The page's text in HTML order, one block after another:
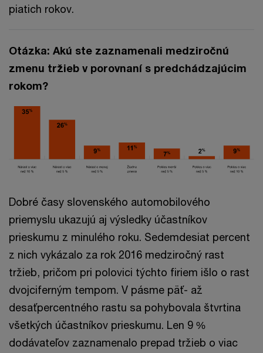
piatich rokov.
Otázka: Akú ste zaznamenali medziročnú
zmenu tržieb v porovnaní s predchádzajúcim
rokom?
Dobré časy slovenského automobilového
priemyslu ukazujú aj výsledky účastníkov
prieskumu z minulého roku. Sedemdesiat percent
z nich vykázalo za rok 2016 medziročný rast
tržieb, pričom pri polovici týchto firiem išlo o rast
dvojciferným tempom. V pásme päť- až
desaťpercentného rastu sa pohybovala štvrtina
všetkých účastníkov prieskumu. Len 9 %
dodávateľov zaznamenalo prepad tržieb o viac